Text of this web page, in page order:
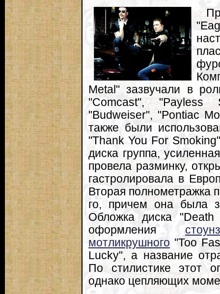
Metal" зазвучали в
"Comcast", "Payless
"Budweiser", "Pontiac
также были
"Thank You For
диска группа,
провела разминку,
гастролировала в
Вторая полнометражка
го, причем она была
Обложка диска
оформления
мотликрушного "Too
Lucky", а название
По стилистике этот
однако цепляющих